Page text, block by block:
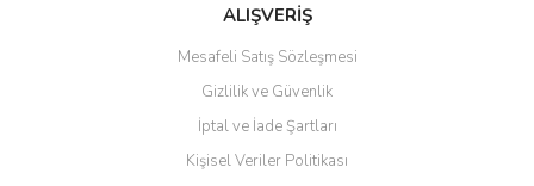
Ürün fiyatı diğer sitelerden daha pahalı.
ALIŞVERİŞ
Mesafeli Satış Sözleşmesi
Gizlilik ve Güvenlik
İptal ve İade Şartları
Kişisel Veriler Politikası